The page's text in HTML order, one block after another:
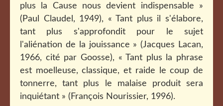
plus la Cause nous devient indispensable »
(Paul Claudel, 1949), « Tant plus il s'élabore,
tant plus s'approfondit pour le sujet
l'aliénation de la jouissance » (Jacques Lacan,
1966, cité par Goosse), « Tant plus la phrase
est moelleuse, classique, et raide le coup de
tonnerre, tant plus le malaise produit sera
inquiétant » (François Nourissier, 1996).